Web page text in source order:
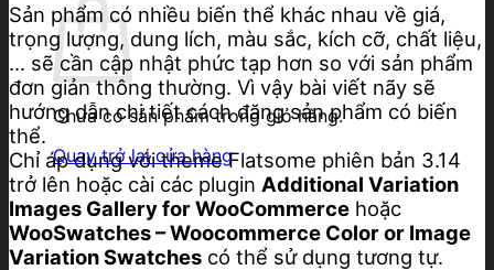
Chưa có sản phẩm trong giỏ hàng.
Quay trở lại cửa hàng
Sản phẩm có nhiều biến thể khác nhau về giá,
trọng lượng, dung lích, màu sắc, kích cỡ, chất liệu,
… sẽ cần cập nhật phức tạp hơn so với sản phẩm
đơn giản thông thường. Vì vậy bài viết nãy sẽ
hướng dẫn chi tiết cách đăng sản phẩm có biến
thể.
Chỉ áp dụng với theme Flatsome phiên bản 3.14
trở lên hoặc cài các plugin Additional Variation
Images Gallery for WooCommerce hoặc
WooSwatches – Woocommerce Color or Image
Variation Swatches có thể sử dụng tương tự.